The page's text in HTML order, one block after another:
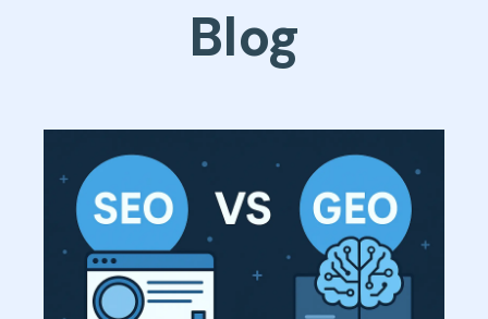
Blog